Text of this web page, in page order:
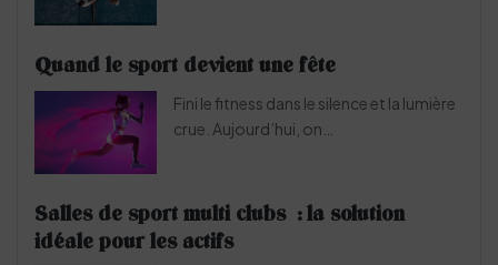
Quand le sport devient une fête
Fini le fitness dans le silence et la lumière
crue. Aujourd’hui, on…
Salles de sport multi clubs : la solution
idéale pour les actifs